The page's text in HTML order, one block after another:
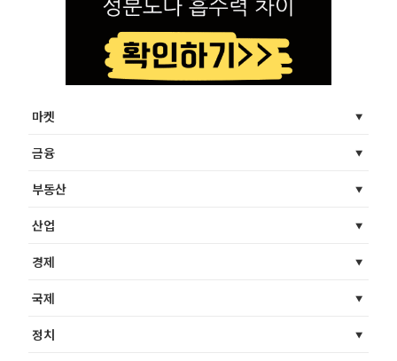
마켓
금융
부동산
산업
경제
국제
정치